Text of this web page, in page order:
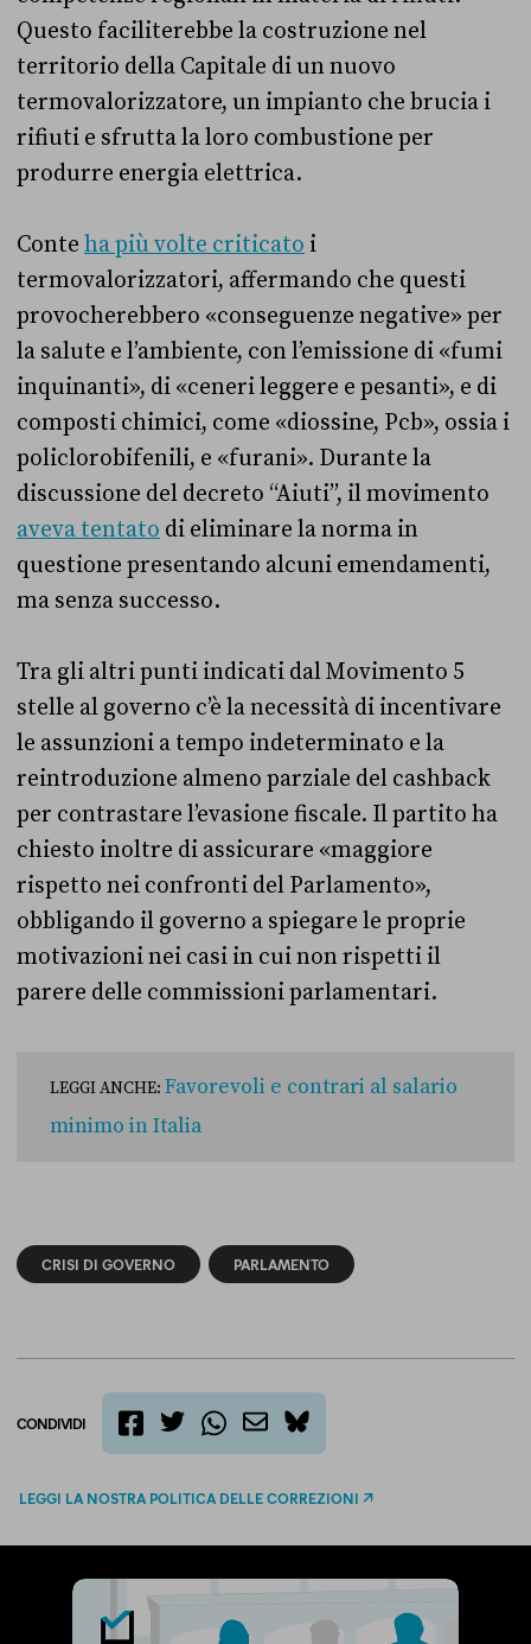
Questo faciliterebbe la costruzione nel
territorio della Capitale di un nuovo
termovalorizzatore, un impianto che brucia i
rifiuti e sfrutta la loro combustione per
produrre energia elettrica.
Conte ha più volte criticato i
termovalorizzatori, affermando che questi
provocherebbero «conseguenze negative» per
la salute e l’ambiente, con l’emissione di «fumi
inquinanti», di «ceneri leggere e pesanti», e di
composti chimici, come «diossine, Pcb», ossia i
policlorobifenili, e «furani». Durante la
discussione del decreto “Aiuti”, il movimento
aveva tentato di eliminare la norma in
questione presentando alcuni emendamenti,
ma senza successo.
Tra gli altri punti indicati dal Movimento 5
stelle al governo c’è la necessità di incentivare
le assunzioni a tempo indeterminato e la
reintroduzione almeno parziale del cashback
per contrastare l’evasione fiscale. Il partito ha
chiesto inoltre di assicurare «maggiore
rispetto nei confronti del Parlamento»,
obbligando il governo a spiegare le proprie
motivazioni nei casi in cui non rispetti il
parere delle commissioni parlamentari.
LEGGI ANCHE: Favorevoli e contrari al salario
minimo in Italia
CRISI DI GOVERNO PARLAMENTO
CONDIVIDI
bluesky
LEGGI LA NOSTRA POLITICA DELLE CORREZIONI